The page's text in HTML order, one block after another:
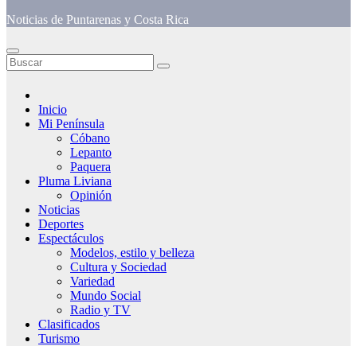
Noticias de Puntarenas y Costa Rica
Inicio
Mi Península
Cóbano
Lepanto
Paquera
Pluma Liviana
Opinión
Noticias
Deportes
Espectáculos
Modelos, estilo y belleza
Cultura y Sociedad
Variedad
Mundo Social
Radio y TV
Clasificados
Turismo